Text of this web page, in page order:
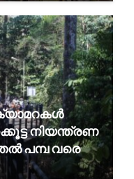
നിയന്ത്രണ
പമ്പ വരെ